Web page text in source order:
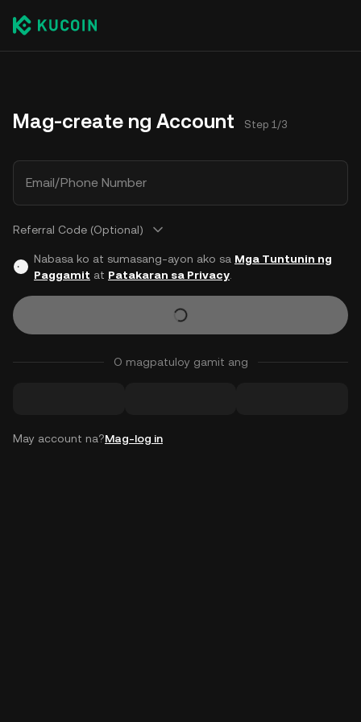
Mag-create ng Account Step 1/3
Email/Phone Number
Referral Code (Optional)
Nabasa ko at sumasang-ayon ako sa Mga Tuntunin ng
Paggamit at Patakaran sa Privacy.
O magpatuloy gamit ang
May account na?Mag-log in